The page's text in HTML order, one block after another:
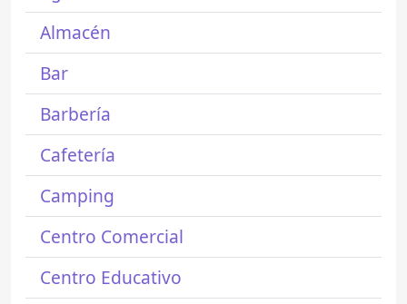
Almacén
Bar
Barbería
Cafetería
Camping
Centro Comercial
Centro Educativo